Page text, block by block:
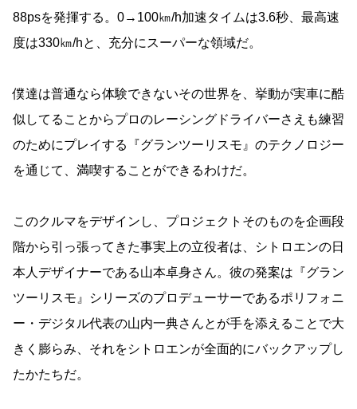
88psを発揮する。0→100㎞/h加速タイムは3.6秒、最高速
度は330㎞/hと、充分にスーパーな領域だ。
僕達は普通なら体験できないその世界を、挙動が実車に酷
似してることからプロのレーシングドライバーさえも練習
のためにプレイする『グランツーリスモ』のテクノロジー
を通じて、満喫することができるわけだ。
このクルマをデザインし、プロジェクトそのものを企画段
階から引っ張ってきた事実上の立役者は、シトロエンの日
本人デザイナーである山本卓身さん。彼の発案は『グラン
ツーリスモ』シリーズのプロデューサーであるポリフォニ
ー・デジタル代表の山内一典さんとが手を添えることで大
きく膨らみ、それをシトロエンが全面的にバックアップし
たかたちだ。